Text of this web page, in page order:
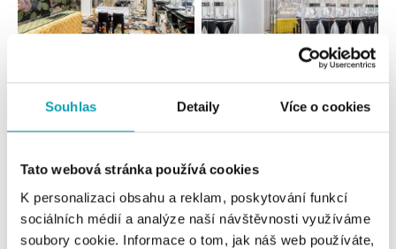
Souhlas Detaily Více o cookies
Tato webová stránka používá cookies
K personalizaci obsahu a reklam, poskytování funkcí
sociálních médií a analýze naší návštěvnosti využíváme
soubory cookie. Informace o tom, jak náš web používáte,
ALO diamonds OC Forum Nová Karolina,
Ostrava
tel.: +420 603 166 013, +420 603 565 187
dnes otevřeno od 09:00